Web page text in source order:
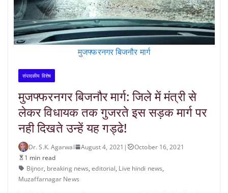
मुजफ्फरनगर बिजनौर मार्ग
संपादकीय विशेष
मुजफ्फरनगर बिजनौर मार्ग: जिले में मंत्री से
लेकर विधायक तक गुजरते इस सड़क मार्ग पर
नही दिखते उन्हें यह गड्ढे!
Dr. S.K. Agarwal August 4, 2021 |
October 16, 2021
1 min read
Bijnor, breaking news,editorial, Live hindi news,
Muzaffarnagar News